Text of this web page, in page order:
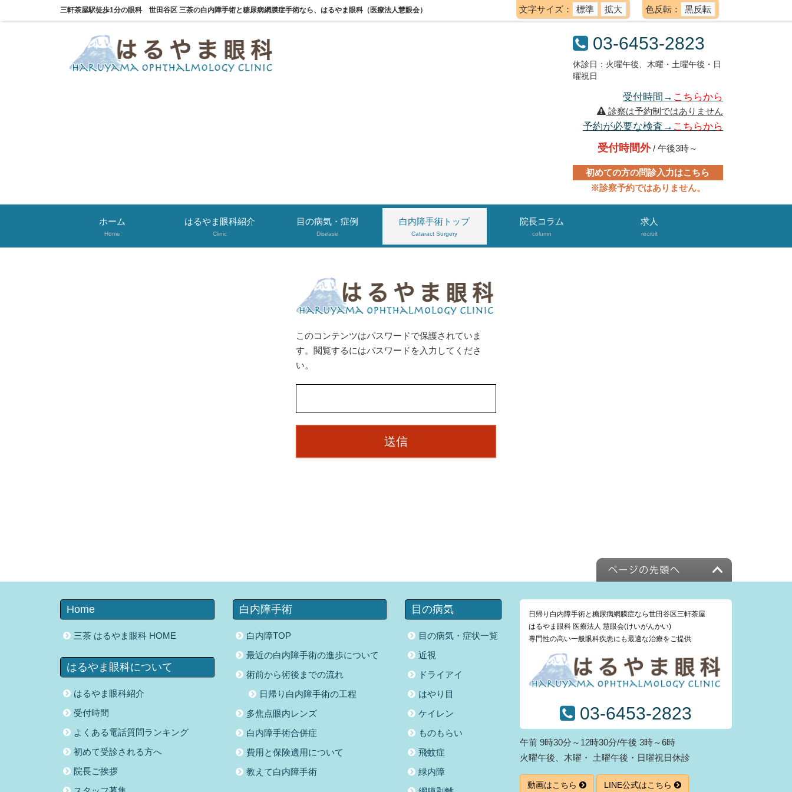
三軒茶屋駅徒歩1分の眼科 世田谷区 三茶の白内障手術と糖尿病網膜症手術なら、はるやま眼科（医療法人慧眼会） 文字サイズ： 標準 拡大 色反転： 黒反転
03-6453-2823
休診日：火曜午後、木曜・土曜午後・日
曜祝日
受付時間→ こちらから
診察は予約制ではありません
予約が必要な検査→ こちらから
受付時間外/ 午後3時～
初めての方の問診入力はこちら
※診察予約ではありません。
ホーム
Home
はるやま眼科紹介
Clinic
目の病気・症例
Disease
白内障手術トップ
Cataract Surgery
院長コラム
column
求人
recruit
このコンテンツはパスワードで保護されていま
す。閲覧するにはパスワードを入力してくださ
い。
Home
三茶 はるやま眼科 HOME
はるやま眼科について
はるやま眼科紹介
受付時間
よくある電話質問ランキング
初めて受診される方へ
院長ご挨拶
白内障手術
白内障TOP
最近の白内障手術の進歩について
術前から術後までの流れ
日帰り白内障手術の工程
多焦点眼内レンズ
白内障手術合併症
費用と保険適用について
教えて白内障手術
目の病気
目の病気・症状一覧
近視
ドライアイ
はやり目
ケイレン
ものもらい
飛蚊症
緑内障
日帰り白内障手術と糖尿病網膜症なら世田谷区三軒茶屋
はるやま眼科 医療法人 慧眼会(けいがんかい)
専門性の高い一般眼科疾患にも最適な治療をご提供
03-6453-2823
午前 9時30分～12時30分/午後 3時～6時
火曜午後、木曜・ 土曜午後・日曜祝日休診
動画はこちら LINE公式はこちら